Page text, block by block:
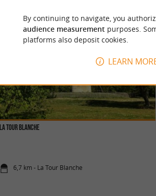
La Tour Blanche
6,7 km - La Tour Blanche
By continuing to navigate, you
audience measurement purposes.
platforms also deposit cookies.
LEARN